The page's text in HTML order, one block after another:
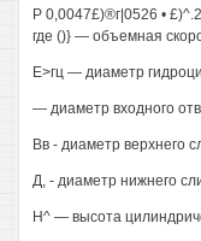
Р 0,0047£)®г|0526 •
где ()} — объемная
Е>гц — диаметр
— диаметр входного
Вв - диаметр верхнего
Д, - диаметр нижнего
Н^ — высота